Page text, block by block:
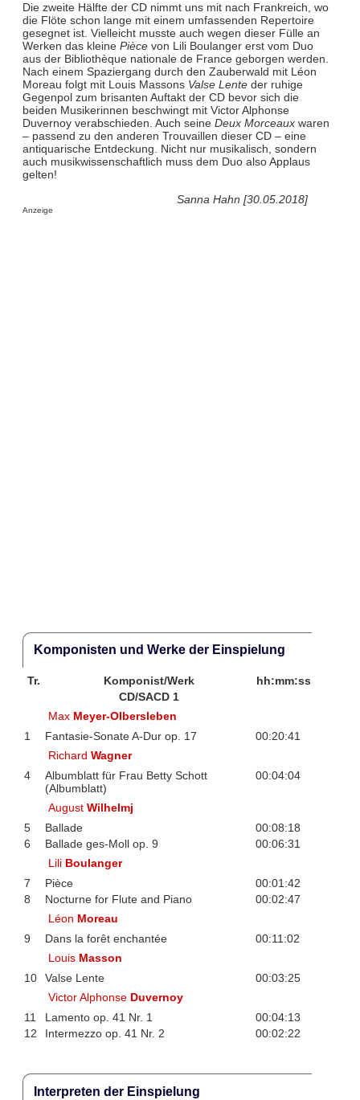
Die zweite Hälfte der CD nimmt uns mit nach Frankreich, wo
die Flöte schon lange mit einem umfassenden Repertoire
gesegnet ist. Vielleicht musste auch wegen dieser Fülle an
Werken das kleine Piècevon Lili Boulanger erst vom Duo
aus der Bibliothèque nationale de France geborgen werden.
Nach einem Spaziergang durch den Zauberwald mit Léon
Moreau folgt mit Louis Massons Valse Lenteder ruhige
Gegenpol zum brisanten Auftakt der CD bevor sich die
beiden Musikerinnen beschwingt mit Victor Alphonse
Duvernoy verabschieden. Auch seine Deux Morceauxwaren
– passend zu den anderen Trouvaillen dieser CD – eine
antiquarische Entdeckung. Nicht nur musikalisch, sondern
auch musikwissenschaftlich muss dem Duo also Applaus
gelten!
Sanna Hahn [30.05.2018]
Anzeige
Komponisten und Werke der Einspielung
Tr. Komponist/Werk
hh:mm:ss
CD/SACD 1
Max Meyer-Olbersleben
1
Fantasie-Sonate A-Dur op. 17
00:20:41
RichardWagner
4
Albumblatt für Frau Betty Schott
(Albumblatt)
00:04:04
AugustWilhelmj
5
Ballade
00:08:18
6
Ballade ges-Moll op. 9
00:06:31
Lili Boulanger
7
Pièce
00:01:42
8
Nocturne for Flute and Piano
00:02:47
Léon Moreau
9
Dans la forêt enchantée
00:11:02
Louis Masson
10
Valse Lente
00:03:25
Victor Alphonse Duvernoy
11
Lamento op. 41 Nr. 1
00:04:13
12
Intermezzo op. 41 Nr. 2 00:02:22
Interpreten der Einspielung